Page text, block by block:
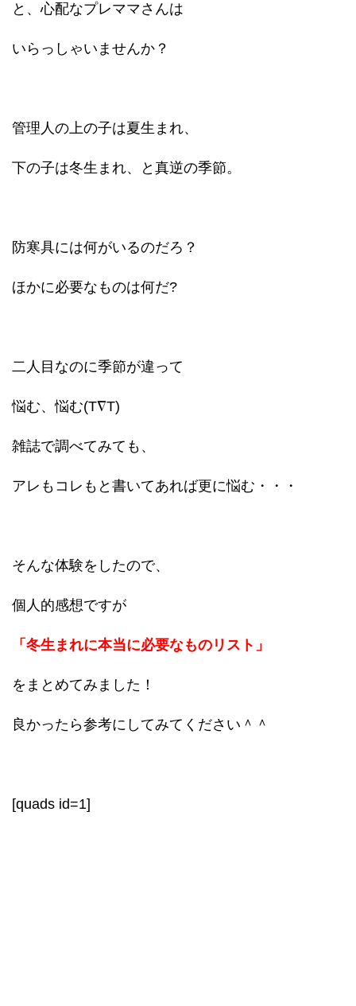
と、心配なプレママさんは
いらっしゃいませんか？
管理人の上の子は夏生まれ、
下の子は冬生まれ、と真逆の季節。
防寒具には何がいるのだろ？
ほかに必要なものは何だ?
二人目なのに季節が違って
悩む、悩む(T∇T)
雑誌で調べてみても、
アレもコレもと書いてあれば更に悩む・・・
そんな体験をしたので、
個人的感想ですが
「冬生まれに本当に必要なものリスト」
をまとめてみました！
良かったら参考にしてみてください＾＾
[quads id=1]